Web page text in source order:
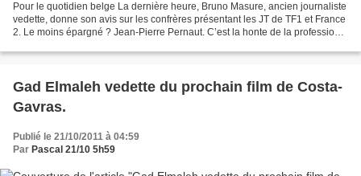
Pour le quotidien belge La dernière heure, Bruno Masure, ancien journaliste
vedette, donne son avis sur les confrères présentant les JT de TF1 et France
2. Le moins épargné ? Jean-Pierre Pernaut. C’est la honte de la profession,
Gad Elmaleh vedette du prochain film de Costa-
Gavras.
Publié le 21/10/2011 à 04:59
Par Pascal 21/10 5h59